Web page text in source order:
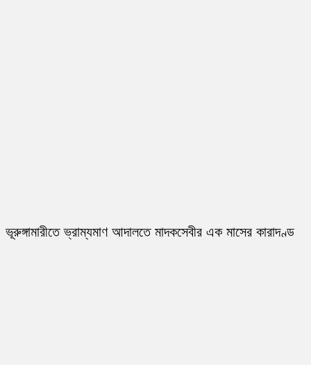
ভূরুঙ্গামারীতে ভ্রাম্যমাণ আদালতে মাদকসেবীর এক মাসের কারাদণ্ড